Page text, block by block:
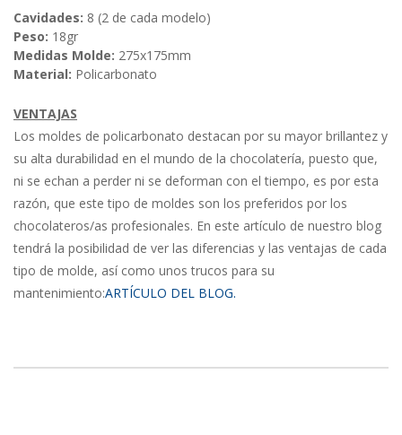
Cavidades: 8 (2 de cada modelo)
Peso: 18gr
Medidas Molde: 275x175mm
Material: Policarbonato
VENTAJAS
Los moldes de policarbonato destacan por su mayor brillantez y
su alta durabilidad en el mundo de la chocolatería, puesto que,
ni se echan a perder ni se deforman con el tiempo, es por esta
razón, que este tipo de moldes son los preferidos por los
chocolateros/as profesionales. En este artículo de nuestro blog
tendrá la posibilidad de ver las diferencias y las ventajas de cada
tipo de molde, así como unos trucos para su
mantenimiento:ARTÍCULO DEL BLOG.